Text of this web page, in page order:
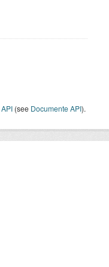
API (see Documente API).